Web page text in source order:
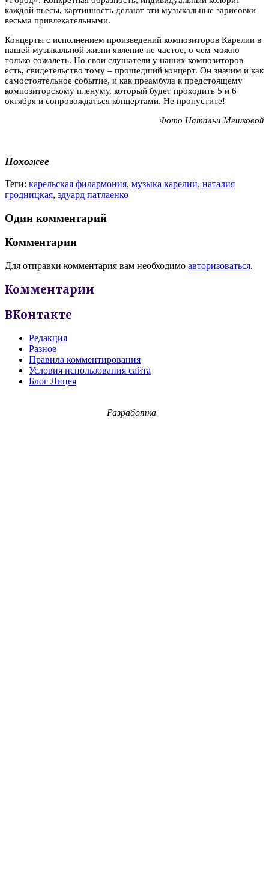
каждой пьесы, картинность делают эти музыкальные зарисовки
весьма привлекательными.
Концерты с исполнением произведений композиторов Карелии в
нашей музыкальной жизни явление не частое, о чем можно
только сожалеть. Но свои слушатели у наших композиторов
есть, свидетельство тому – прошедший концерт. Он значим и как
самостоятельное событие, и как преамбула к предстоящему
композиторскому пленуму, который будет проходить 5 и 6
октября и сопровождаться концертами. Не пропустите!
Фото Натальи Мешковой
Похожее
Теги: карельская филармония, музыка карелии, наталия
гродницкая, эдуард патлаенко
Один комментарий
Комментарии
Для отправки комментария вам необходимо авторизоваться.
Комментарии
ВКонтакте
Редакция
Разное
Правила комментирования
Условия использования сайта
Блог Лицея
Разработка